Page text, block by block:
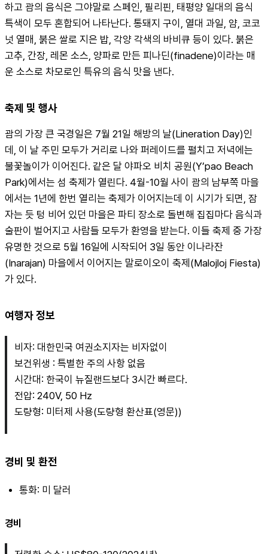
하고 괌의 음식은 그야말로 스페인, 필리핀, 태평양 일대의 음식
특색이 모두 혼합되어 나타난다. 통돼지 구이, 열대 과일, 얌, 코코
넛 열매, 붉은 쌀로 지은 밥, 각양 각색의 바비큐 등이 있다. 붉은
고추, 간장, 레몬 소스, 양파로 만든 피나딘(finadene)이라는 매
운 소스로 차모로인 특유의 음식 맛을 낸다.
축제 및 행사
괌의 가장 큰 국경일은 7월 21일 해방의 날(Lineration Day)인
데, 이 날 주민 모두가 거리로 나와 퍼레이드를 펼치고 저녁에는
불꽃놀이가 이어진다. 같은 달 야파오 비치 공원(Y’pao Beach
Park)에서는 섬 축제가 열린다. 4월-10월 사이 괌의 남부쪽 마을
에서는 1년에 한번 열리는 축제가 이어지는데 이 시기가 되면, 잠
자는 듯 텅 비어 있던 마을은 파티 장소로 돌변해 집집마다 음식과
술판이 벌어지고 사람들 모두가 환영을 받는다. 이들 축제 중 가장
유명한 것으로 5월 16일에 시작되어 3일 동안 이나라잔
(Inarajan) 마을에서 이어지는 말로이오이 축제(Malojloj Fiesta)
가 있다.
여행자 정보
비자: 대한민국 여권소지자는 비자없이
보건위생 : 특별한 주의 사항 없음
시간대: 한국이 뉴질랜드보다 3시간 빠르다.
전압: 240V, 50 Hz
도량형: 미터제 사용(도량형 환산표(영문))
경비 및 환전
통화: 미 달러
경비